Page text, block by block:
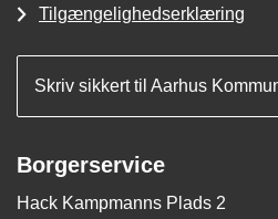
Tilgængelighedserklæring
Skriv sikkert til Aarhus
Borgerservice
Hack Kampmanns Plads 2